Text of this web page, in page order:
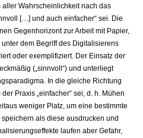
Wahrscheinlichkeit nach das
[…] und auch einfacher“ sei. Die
Gegenhorizont zur Arbeit mit Papier,
dem Begriff des Digitalisierens
oder exemplifiziert. Der Einsatz der
(„sinnvoll“) und unterliegt
In die gleiche Richtung
Praxis „einfacher“ sei, d. h. Mühen
weniger Platz, um eine bestimmte
als diese ausdrucken und
laufen aber Gefahr,